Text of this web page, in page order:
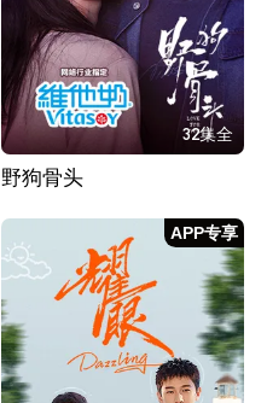
32集全
野狗骨头
APP专享